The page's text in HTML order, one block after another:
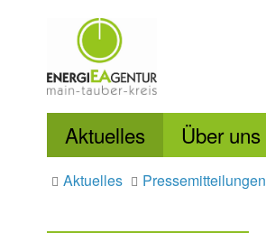
Aktuelles Über uns
Aktuelles Pressemitteilungen